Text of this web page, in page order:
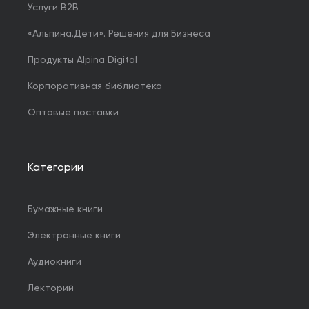
Услуги B2B
«Альпина.Дети». Решения для Бизнеса
Продукты Alpina Digital
Корпоративная библиотека
Оптовые поставки
Категории
Бумажные книги
Электронные книги
Аудиокниги
Лекторий